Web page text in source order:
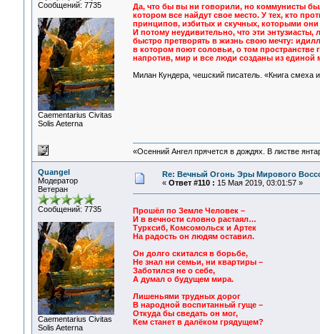
Сообщений: 7735
Сaementarius Civitas
Solis Aeterna
Да, что бы вы ни говорили, но коммунисты
котором все найдут свое место. У тех, кто
принципов, избитых и скучных, которыми они
И потому неудивительно, что эти
быстро претворять в жизнь свою мечту:
в котором поют соловьи, о том пространстве
напротив, мир и все люди созданы из
Милан Кундера, чешский писатель. «Книга смеха и
«Осенний Ангел прячется в дождях. В листве
Quangel
Модератор
Ветеран
Сообщений: 7735
Сaementarius Civitas
Solis Aeterna
Re: Вечный Огонь Эры Мирового
« Ответ #110 : 15 Мая 2019, 03:01:57 »
Прошёл по Земле Человек –
И в вечности словно растаял…
Турксиб, Комсомольск и Артек
На радость он людям оставил.
Он долго скитался в борьбе,
Не знал ни семьи, ни квартиры –
Заботился не о себе,
А думал о будущем мира.
Лишеньями трудных дорог
В народной воспитанный гуще –
Откуда бы сведать он мог,
Кем станет в далёком грядущем?